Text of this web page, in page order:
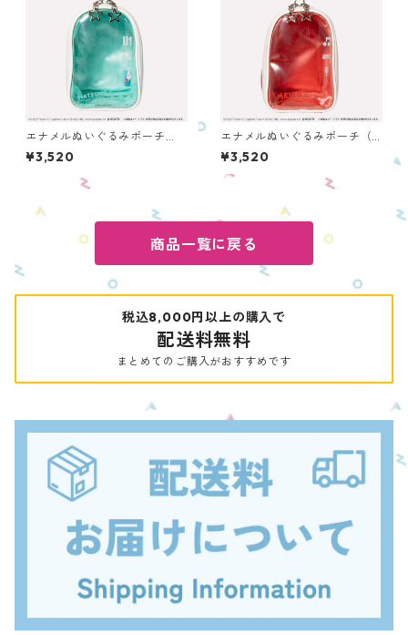
エナメルぬいぐるみポーチ
（初音ミク） OENPC-PC-H
M
¥3,520
エナメルぬいぐるみポーチ（M
EIKO） OENPC-PC-ME
¥3,520
商品一覧に戻る
税込8,000円以上の購入で
配送料無料
まとめてのご購入がおすすめです